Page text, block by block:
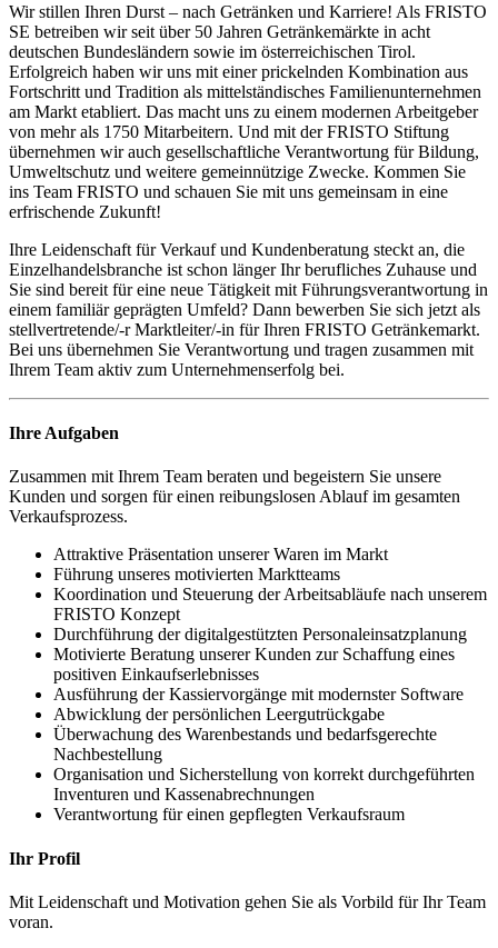
Wir stillen Ihren Durst – nach Getränken und Karriere! Als FRISTO
SE betreiben wir seit über 50 Jahren Getränkemärkte in acht
deutschen Bundesländern sowie im österreichischen Tirol.
Erfolgreich haben wir uns mit einer prickelnden Kombination aus
Fortschritt und Tradition als mittelständisches Familienunternehmen
am Markt etabliert. Das macht uns zu einem modernen Arbeitgeber
von mehr als 1750 Mitarbeitern. Und mit der FRISTO Stiftung
übernehmen wir auch gesellschaftliche Verantwortung für Bildung,
Umweltschutz und weitere gemeinnützige Zwecke. Kommen Sie
ins Team FRISTO und schauen Sie mit uns gemeinsam in eine
erfrischende Zukunft!
Ihre Leidenschaft für Verkauf und Kundenberatung steckt an, die
Einzelhandelsbranche ist schon länger Ihr berufliches Zuhause und
Sie sind bereit für eine neue Tätigkeit mit Führungsverantwortung in
einem familiär geprägten Umfeld? Dann bewerben Sie sich jetzt als
stellvertretende/-r Marktleiter/-in für Ihren FRISTO Getränkemarkt.
Bei uns übernehmen Sie Verantwortung und tragen zusammen mit
Ihrem Team aktiv zum Unternehmenserfolg bei.
Ihre Aufgaben
Zusammen mit Ihrem Team beraten und begeistern Sie unsere
Kunden und sorgen für einen reibungslosen Ablauf im gesamten
Verkaufsprozess.
Attraktive Präsentation unserer Waren im Markt
Führung unseres motivierten Marktteams
Koordination und Steuerung der Arbeitsabläufe nach unserem
FRISTO Konzept
Durchführung der digitalgestützten Personaleinsatzplanung
Motivierte Beratung unserer Kunden zur Schaffung eines
positiven Einkaufserlebnisses
Ausführung der Kassiervorgänge mit modernster Software
Abwicklung der persönlichen Leergutrückgabe
Überwachung des Warenbestands und bedarfsgerechte
Nachbestellung
Organisation und Sicherstellung von korrekt durchgeführten
Inventuren und Kassenabrechnungen
Verantwortung für einen gepflegten Verkaufsraum
Ihr Profil
Mit Leidenschaft und Motivation gehen Sie als Vorbild für Ihr Team
voran.